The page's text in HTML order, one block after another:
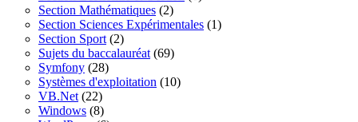
Section Mathématiques (2)
Section Sciences Expérimentales (1)
Section Sport (2)
Sujets du baccalauréat (69)
Symfony (28)
Systèmes d'exploitation (10)
VB.Net (22)
Windows (8)